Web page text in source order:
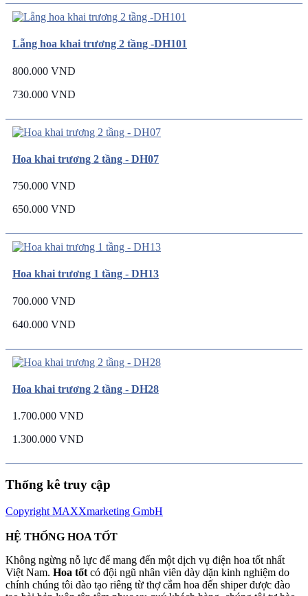
Lẵng hoa khai trương 2 tầng -DH101
800.000 VND
730.000 VND
Hoa khai trương 2 tầng - DH07
750.000 VND
650.000 VND
Hoa khai trương 1 tầng - DH13
700.000 VND
640.000 VND
Hoa khai trương 2 tầng - DH28
1.700.000 VND
1.300.000 VND
Thống kê truy cập
Copyright MAXXmarketing GmbH
HỆ THỐNG HOA TỐT
Không ngừng nỗ lực để mang đến một dịch vụ điện hoa tốt nhất
Việt Nam. Hoa tốt có đội ngũ nhân viên dày dặn kinh nghiệm do
chính chúng tôi đào tạo riêng từ thợ cắm hoa đến shiper được đào